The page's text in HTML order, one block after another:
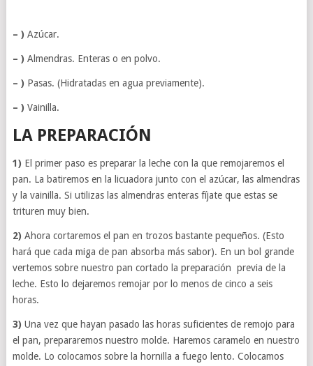
– ) Azúcar.
– ) Almendras. Enteras o en polvo.
– ) Pasas. (Hidratadas en agua previamente).
– ) Vainilla.
LA PREPARACIÓN
1) El primer paso es preparar la leche con la que remojaremos el
pan. La batiremos en la licuadora junto con el azúcar, las almendras
y la vainilla. Si utilizas las almendras enteras fíjate que estas se
trituren muy bien.
2) Ahora cortaremos el pan en trozos bastante pequeños. (Esto
hará que cada miga de pan absorba más sabor). En un bol grande
vertemos sobre nuestro pan cortado la preparación previa de la
leche. Esto lo dejaremos remojar por lo menos de cinco a seis
horas.
3) Una vez que hayan pasado las horas suficientes de remojo para
el pan, prepararemos nuestro molde. Haremos caramelo en nuestro
molde. Lo colocamos sobre la hornilla a fuego lento. Colocamos